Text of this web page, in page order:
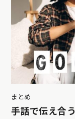
まとめ
手話で伝え合